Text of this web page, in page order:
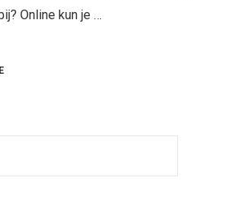
Online kun je …